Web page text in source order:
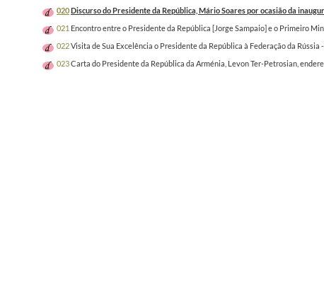
020Discurso do Presidente da República, Mário Soares por ocasião da
021 Encontro entre o Presidente da República [Jorge Sampaio] e o Primeiro
022Visita de Sua Excelência o Presidente da República à Federação da Rússia
023Carta do Presidente da República da Arménia, Levon Ter-Petrosian,